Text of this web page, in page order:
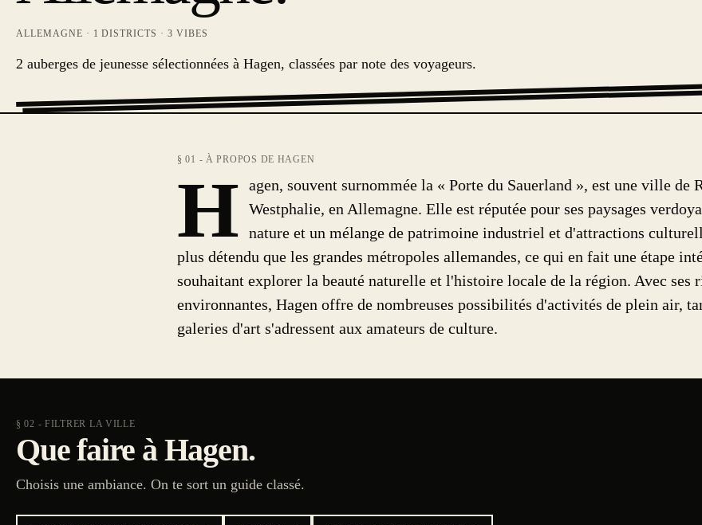
ALLEMAGNE · 1 DISTRICTS · 3 VIBES
2 auberges de jeunesse sélectionnées à Hagen, classées par note des voyageurs.
§ 01 - À PROPOS DE HAGEN
H agen, souvent surnommée la « Porte du Sauerland », est une ville de
Westphalie, en Allemagne. Elle est réputée pour ses paysages
nature et un mélange de patrimoine industriel et d'attractions
plus détendu que les grandes métropoles allemandes, ce qui en fait une étape
souhaitant explorer la beauté naturelle et l'histoire locale de la région. Avec ses
environnantes, Hagen offre de nombreuses possibilités d'activités de plein air,
galeries d'art s'adressent aux amateurs de culture.
§ 02 - FILTRER LA VILLE
Que faire à Hagen.
Choisis une ambiance. On te sort un guide classé.